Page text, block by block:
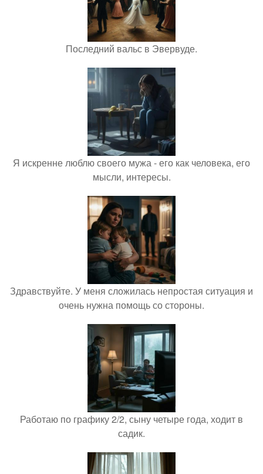
Последний вальс в Эвервуде.
Я искренне люблю своего мужа - его как человека, его
мысли, интересы.
Здравствуйте. У меня сложилась непростая ситуация и
очень нужна помощь со стороны.
Работаю по графику 2/2, сыну четыре года, ходит в
садик.